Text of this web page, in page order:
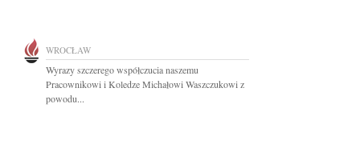
WROCŁAW
Wyrazy szczerego współczucia naszemu
Pracownikowi i Koledze Michałowi Waszczukowi z
powodu...